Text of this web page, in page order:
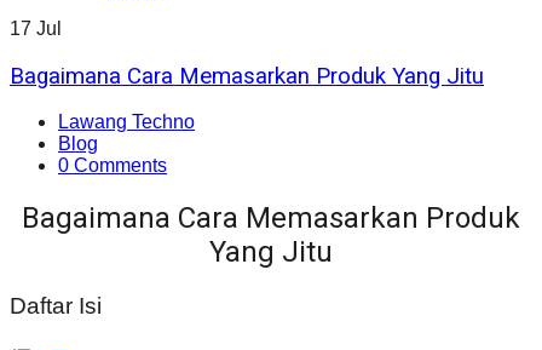
17 Jul
Bagaimana Cara Memasarkan Produk Yang Jitu
Lawang Techno
Blog
0 Comments
Bagaimana Cara Memasarkan Produk
Yang Jitu
Daftar Isi